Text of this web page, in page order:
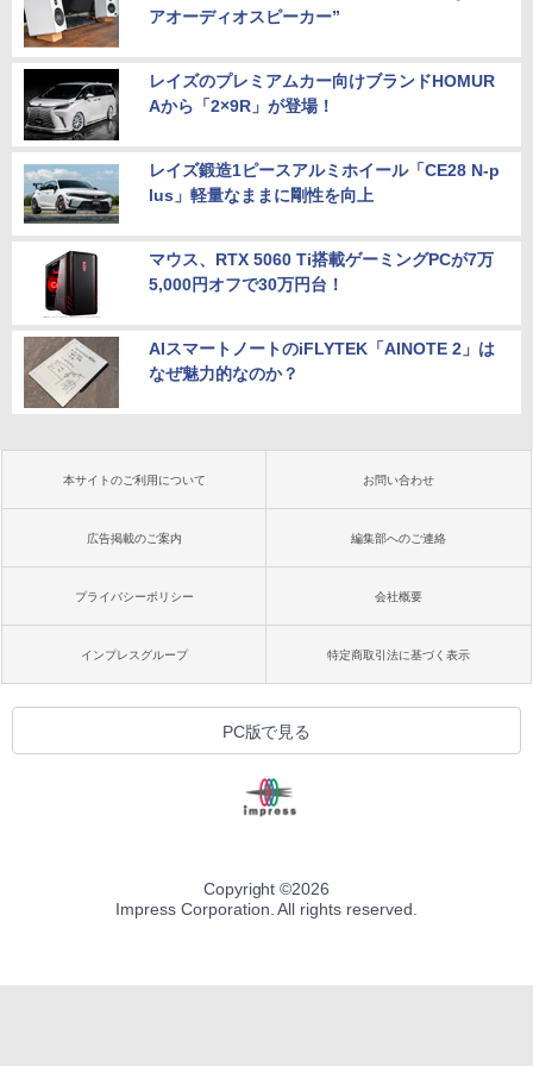
アオーディオスピーカー”
レイズのプレミアムカー向けブランドHOMUR
Aから「2×9R」が登場！
レイズ鍛造1ピースアルミホイール「CE28 N-p
lus」軽量なままに剛性を向上
マウス、RTX 5060 Ti搭載ゲーミングPCが7万
5,000円オフで30万円台！
AIスマートノートのiFLYTEK「AINOTE 2」は
なぜ魅力的なのか？
本サイトのご利用について お問い合わせ
広告掲載のご案内 編集部へのご連絡
プライバシーポリシー 会社概要
インプレスグループ 特定商取引法に基づく表示
PC版で見る
Copyright ©2026
Impress Corporation. All rights reserved.